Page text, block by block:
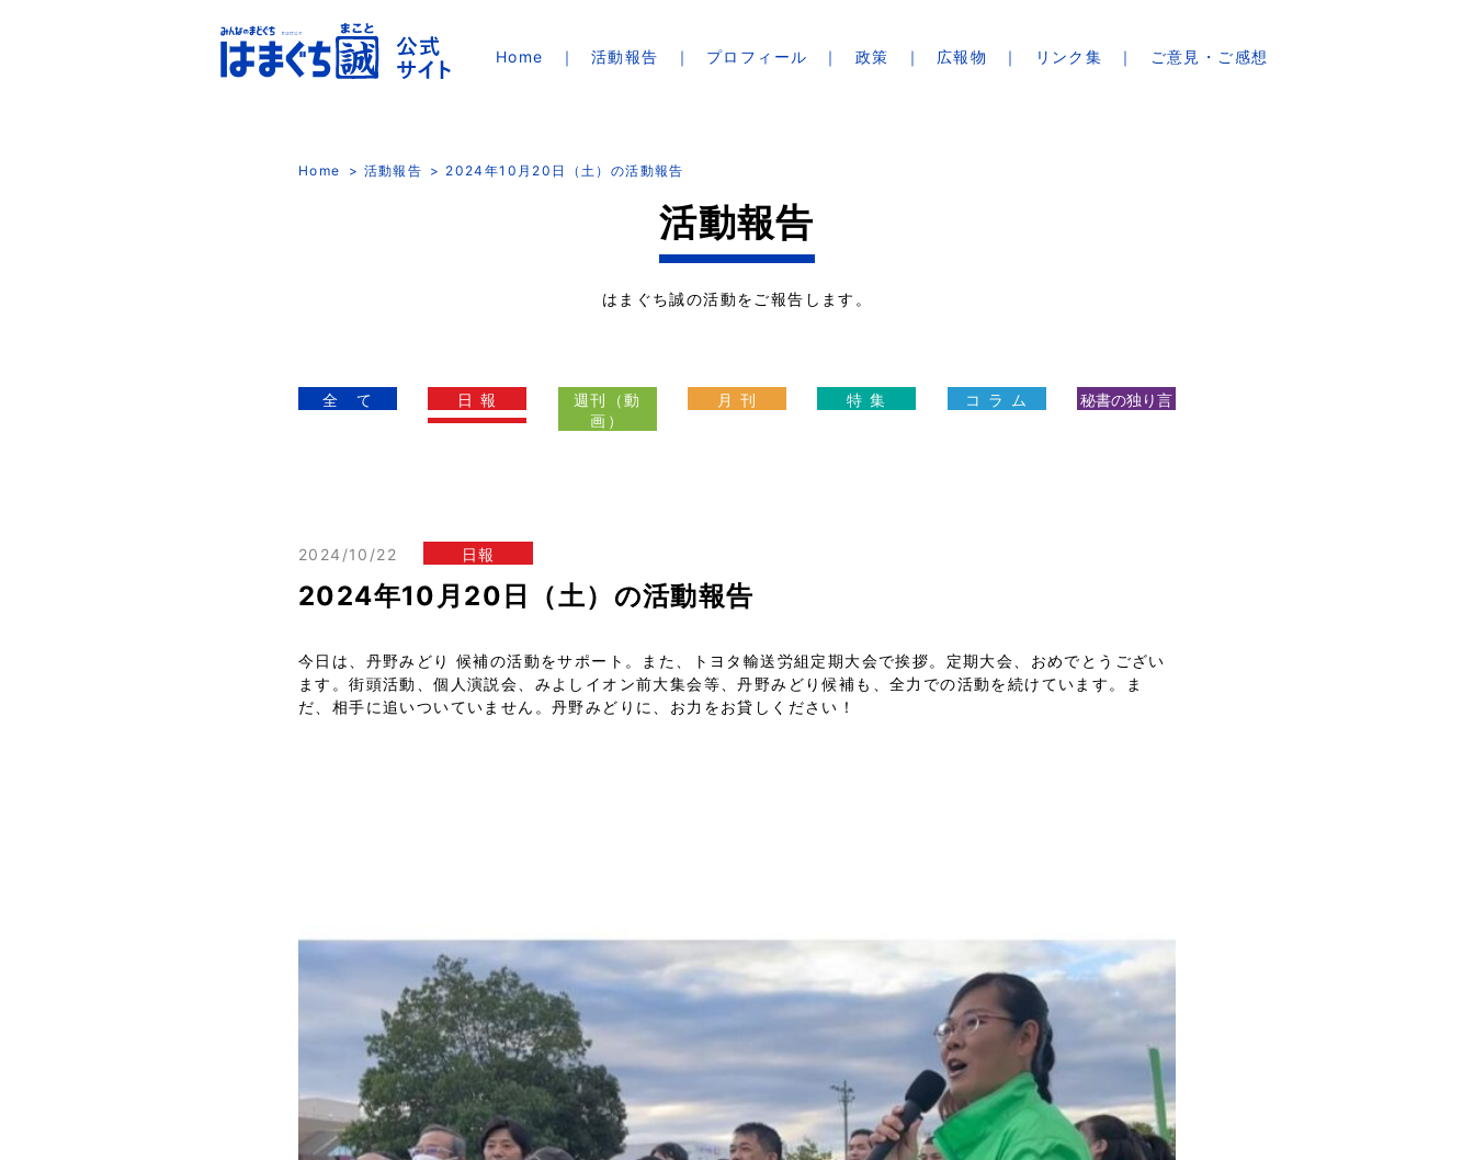
Home 活動報告 プロフィール 政策 広報物 リンク集 ご意見・ご感想
Home 活動報告 2024年10月20日（土）の活動報告
活動報告
はまぐち誠の活動をご報告します。
全 て 日 報
週刊（動
画）
月 刊 特 集 コ ラ ム 秘書の独り言
2024/10/22 日報
2024年10月20日（土）の活動報告
今日は、丹野みどり 候補の活動をサポート。また、トヨタ輸送労組定期大会で挨拶。定期大会、おめでとうござい
ます。街頭活動、個人演説会、みよしイオン前大集会等、丹野みどり候補も、全力での活動を続けています。ま
だ、相手に追いついていません。丹野みどりに、お力をお貸しください！